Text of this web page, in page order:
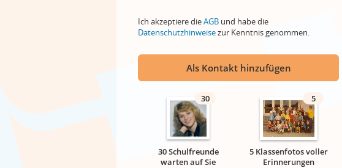
Ich akzeptiere dieAGB und habe die
Datenschutzhinweisezur Kenntnis genommen.
Als Kontakt hinzufügen
30
30 Schulfreunde
warten auf Sie
5
5 Klassenfotos voller
Erinnerungen